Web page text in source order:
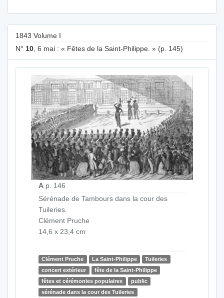
1843 Volume I
N° 10 , 6 mai : « Fêtes de la Saint-Philippe. » (p. 145)
A p. 146
Sérénade de Tambours dans la cour des
Tuileries.
Clément Pruche
14,6 x 23,4 cm
Clément Pruche La Saint-Philippe
Tuileries
concert extérieur
fête de la Saint-Philippe
fêtes et cérémonies populaires
public
sérénade dans la cour des Tuileries